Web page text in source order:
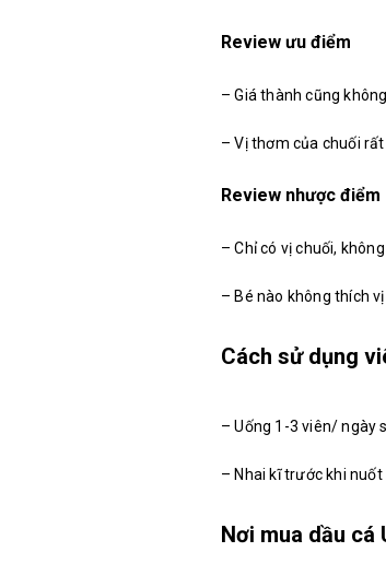
Review ưu điểm
– Giá thành cũng
– Vị thơm của chuối
Review nhược điểm
– Chỉ có vị chuối,
– Bé nào không thích
Cách sử dụng
– Uống 1-3 viên/ ngày
– Nhai kĩ trước khi nuốt
Nơi mua dầu cá